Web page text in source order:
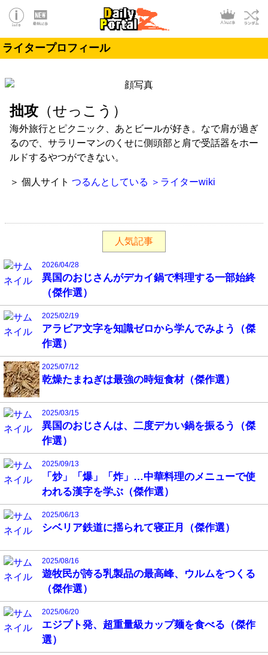
ライタープロフィール
拙攻 （せっこう）
海外旅行とピクニック、あとビールが好き。なで肩が過ぎ
るので、サラリーマンのくせに側頭部と肩で受話器をホー
ルドするやつができない。
＞ 個人サイト つるんとしている ＞ライターwiki
人気記事
2026/04/28
異国のおじさんがデカイ鍋で料理する一部始終
（傑作選）
2025/02/19
アラビア文字を知識ゼロから学んでみよう（傑
作選）
2025/07/12
乾燥たまねぎは最強の時短食材（傑作選）
2025/03/15
異国のおじさんは、二度デカい鍋を振るう（傑
作選）
2025/09/13
「炒」「爆」「炸」…中華料理のメニューで使
われる漢字を学ぶ（傑作選）
2025/06/13
シベリア鉄道に揺られて寝正月（傑作選）
2025/08/16
遊牧民が誇る乳製品の最高峰、ウルムをつくる
（傑作選）
2025/06/20
エジプト発、超重量級カップ麺を食べる（傑作
選）